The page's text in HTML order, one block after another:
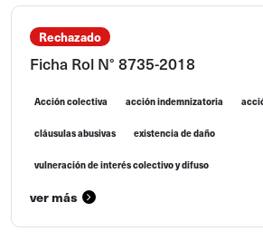
Rechazado
Ficha Rol N° 8735-2018
Acción colectiva acción indemnizatoria
cláusulas abusivas existencia de daño
vulneración de interés colectivo y difuso
ver más